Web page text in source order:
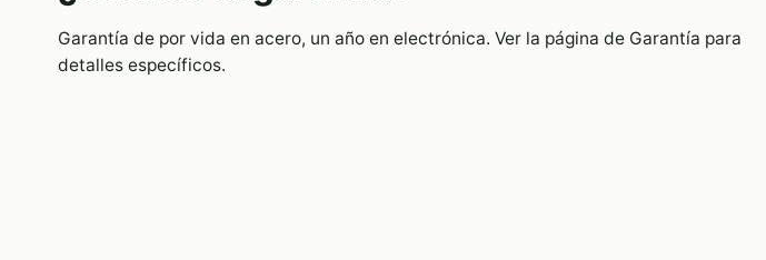
Garantía de por vida en acero, un año en electrónica. Ver la página de Garantía para
detalles específicos.